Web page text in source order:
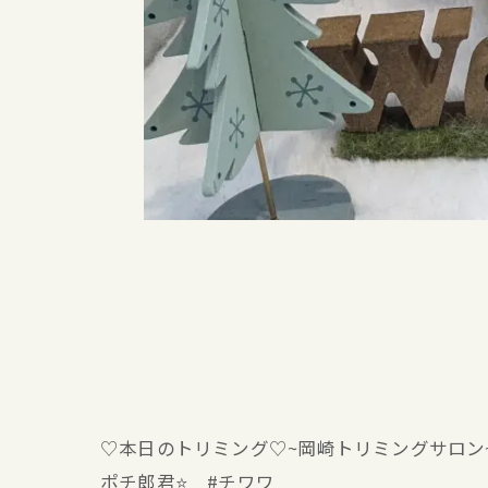
♡本日のトリミング♡⁠~岡崎トリミングサロ
ポチ郎君⭐ #チワワ